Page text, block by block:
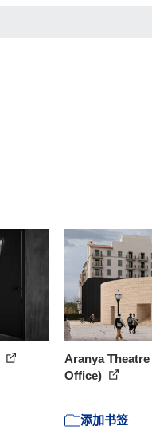
Aranya
Office)
添加书签